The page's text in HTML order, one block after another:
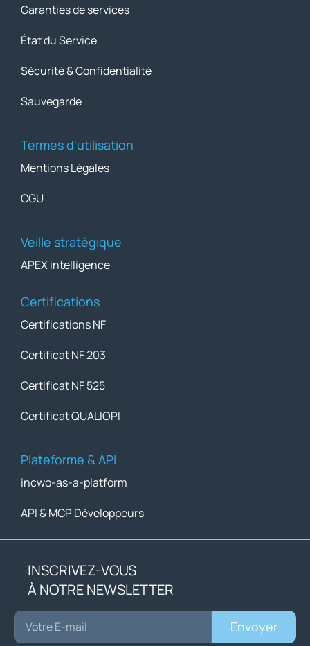
Garanties de services
État du Service
Sécurité & Confidentialité
Sauvegarde
Termes d'utilisation
Mentions Légales
CGU
Veille stratégique
APEX intelligence
Certifications
Certifications NF
Certificat NF 203
Certificat NF 525
Certificat QUALIOPI
Plateforme & API
incwo-as-a-platform
API & MCP Développeurs
INSCRIVEZ-VOUS
À NOTRE NEWSLETTER
Envoyer